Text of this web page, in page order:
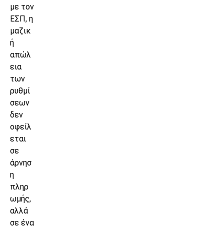
με τον
ΕΣΠ, η
μαζικ
ή
απώλ
εια
των
ρυθμί
σεων
δεν
οφείλ
εται
σε
άρνησ
η
πληρ
ωμής,
αλλά
σε ένα